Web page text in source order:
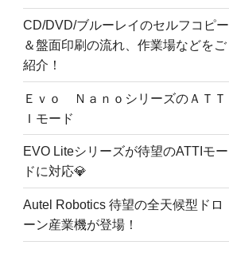
CD/DVD/ブルーレイのセルフコピー
＆盤面印刷の流れ、作業場などをご
紹介！
Ｅｖｏ ＮａｎｏシリーズのＡＴＴ
Ｉモード
EVO Liteシリーズが待望のATTIモー
ドに対応💎
Autel Robotics 待望の全天候型ドロ
ーン産業機が登場！